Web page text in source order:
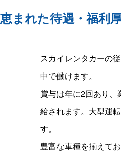
恵まれた待遇・福利
スカイレンタカーの
中で働けます。
賞与は年に2回あり
給されます。大型運
す。
豊富な車種を揃えて